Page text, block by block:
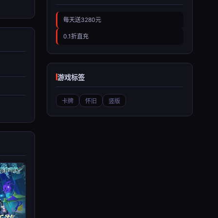
每天送3280元
0.1折直充
游戏标签
卡牌 怀旧 竖版